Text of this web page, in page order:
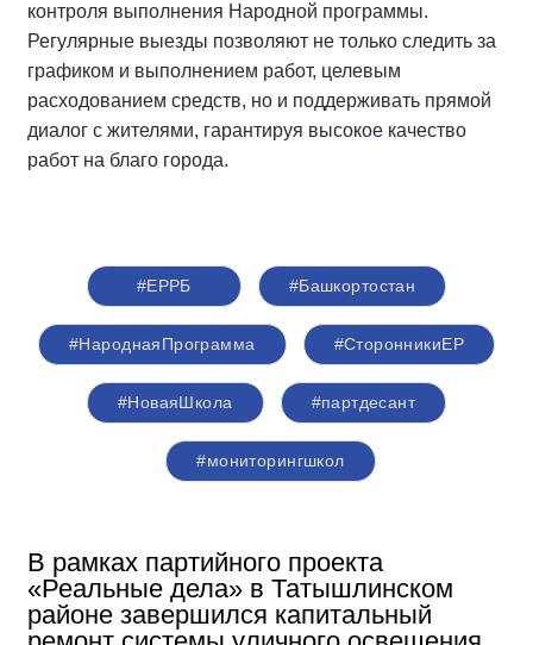
контроля выполнения Народной программы.
Регулярные выезды позволяют не только следить за
графиком и выполнением работ, целевым
расходованием средств, но и поддерживать прямой
диалог с жителями, гарантируя высокое качество
работ на благо города.
#ЕРРБ #Башкортостан
#НароднаяПрограмма #СторонникиЕР
#НоваяШкола #партдесант
#мониторингшкол
В рамках партийного проекта
«Реальные дела» в Татышлинском
районе завершился капитальный